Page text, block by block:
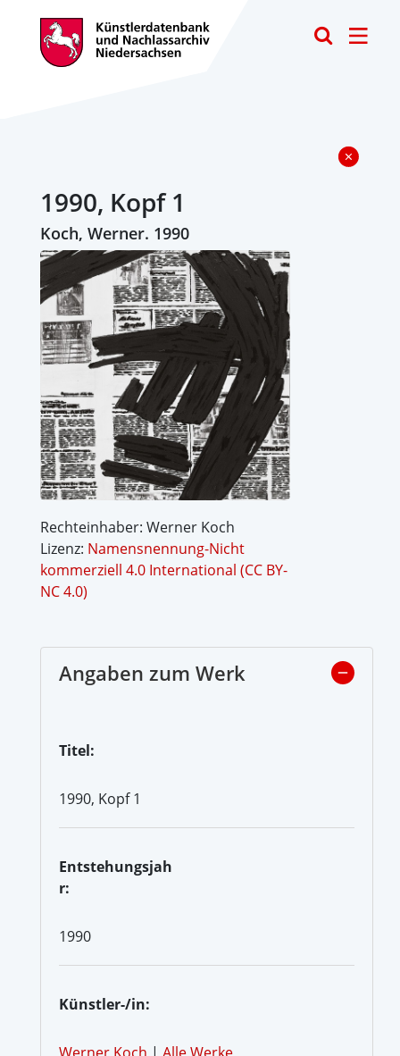
1990, Kopf 1
Koch, Werner. 1990
Rechteinhaber: Werner Koch
Lizenz: Namensnennung-Nicht
kommerziell 4.0 International (CC BY-
NC 4.0)
Angaben zum Werk
Titel:
1990, Kopf 1
Entstehungsjah
r:
1990
Künstler-/in: